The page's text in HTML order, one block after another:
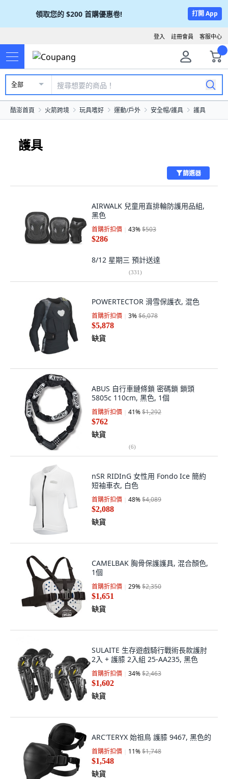
領取您的 $200 首購優惠卷! 打開 App
客服中心
註冊會員
登入
全部
酷澎首頁 火箭跨境 玩具嗜好 運動/戶外 安全帽/護具 護具
護具
篩選器
AIRWALK 兒童用直排輪防護用品組,
黑色
首購折扣價 43%$503
$286
8/12 星期三 預計送達
(331)
POWERTECTOR 滑雪保護衣, 混色
首購折扣價 3%$6,078
$5,878
缺貨
ABUS 自行車鏈條鎖 密碼鎖 鎖頭
5805c 110cm, 黑色, 1個
首購折扣價 41%$1,292
$762
缺貨
(6)
nSR RIDInG 女性用 Fondo Ice 簡約
短袖車衣, 白色
首購折扣價 48%$4,089
$2,088
缺貨
CAMELBAK 胸骨保護護具, 混合顏色,
1個
首購折扣價 29%$2,350
$1,651
缺貨
SULAITE 生存遊戲騎行戰術長款護肘
2入 + 護膝 2入組 25-AA235, 黑色
首購折扣價 34%$2,463
$1,602
缺貨
ARC'TERYX 始祖鳥 護膝 9467, 黑色的
首購折扣價 11%$1,748
$1,548
缺貨